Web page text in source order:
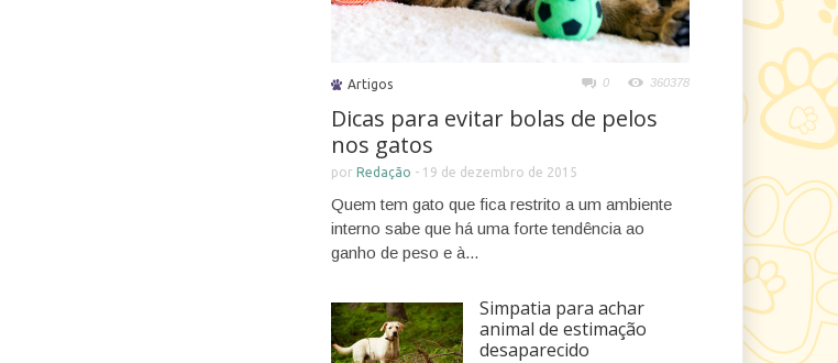
Artigos 0 360378
Dicas para evitar bolas de pelos
nos gatos
porRedação - 19 de dezembro de 2015
Quem tem gato que fica restrito a um ambiente
interno sabe que há uma forte tendência ao
ganho de peso e à...
Simpatia para achar
animal de estimação
desaparecido